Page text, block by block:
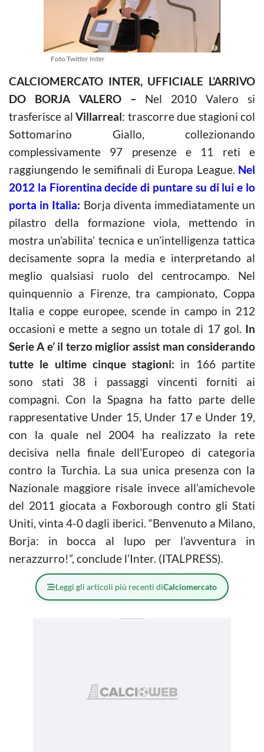
Foto Twitter Inter
CALCIOMERCATO INTER, UFFICIALE L’ARRIVO
DO BORJA VALERO – Nel 2010 Valero si
trasferisce al Villarreal: trascorre due stagioni col
Sottomarino Giallo, collezionando
complessivamente 97 presenze e 11 reti e
raggiungendo le semifinali di Europa League. Nel
2012 la Fiorentina decide di puntare su di lui e lo
porta in Italia: Borja diventa immediatamente un
pilastro della formazione viola, mettendo in
mostra un’abilita’ tecnica e un’intelligenza tattica
decisamente sopra la media e interpretando al
meglio qualsiasi ruolo del centrocampo. Nel
quinquennio a Firenze, tra campionato, Coppa
Italia e coppe europee, scende in campo in 212
occasioni e mette a segno un totale di 17 gol. In
Serie A e’ il terzo miglior assist man considerando
tutte le ultime cinque stagioni: in 166 partite
sono stati 38 i passaggi vincenti forniti ai
compagni. Con la Spagna ha fatto parte delle
rappresentative Under 15, Under 17 e Under 19,
con la quale nel 2004 ha realizzato la rete
decisiva nella finale dell’Europeo di categoria
contro la Turchia. La sua unica presenza con la
Nazionale maggiore risale invece all’amichevole
del 2011 giocata a Foxborough contro gli Stati
Uniti, vinta 4-0 dagli iberici. “Benvenuto a Milano,
Borja: in bocca al lupo per l’avventura in
nerazzurro!”, conclude l’Inter. (ITALPRESS).
Leggi gli articoli più recenti diCalciomercato